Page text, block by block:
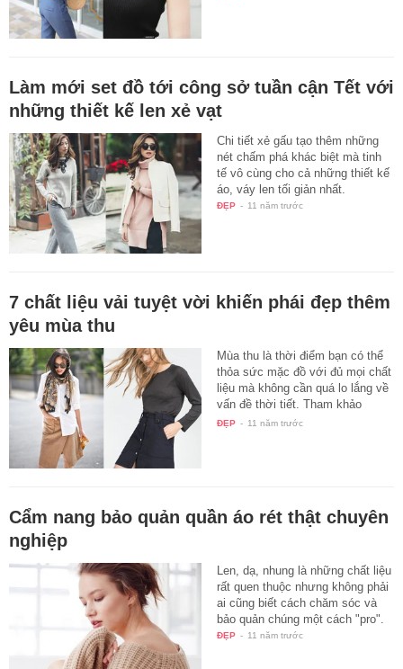
Làm mới set đồ tới công sở tuần cận Tết với
những thiết kế len xẻ vạt
Chi tiết xẻ gấu tạo thêm những
nét chấm phá khác biệt mà tinh
tế vô cùng cho cả những thiết kế
áo, váy len tối giản nhất.
ĐẸP - 11 năm trước
7 chất liệu vải tuyệt vời khiến phái đẹp thêm
yêu mùa thu
Mùa thu là thời điểm bạn có thể
thỏa sức mặc đồ với đủ mọi chất
liệu mà không cần quá lo lắng về
vấn đề thời tiết. Tham khảo
xem…
ĐẸP - 11 năm trước
Cẩm nang bảo quản quần áo rét thật chuyên
nghiệp
Len, dạ, nhung là những chất liệu
rất quen thuộc nhưng không phải
ai cũng biết cách chăm sóc và
bảo quản chúng một cách "pro".
ĐẸP - 11 năm trước